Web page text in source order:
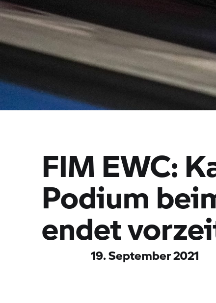
FIM EWC:
Podium
endet
19. September 2021